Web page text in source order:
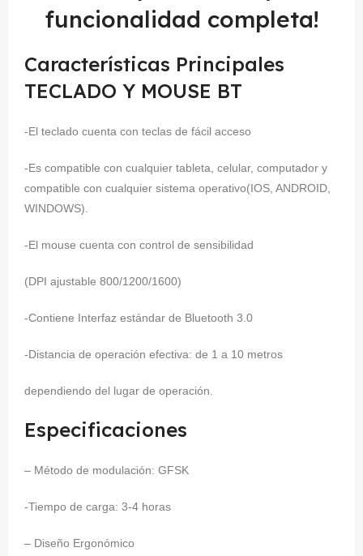
funcionalidad completa!
Características Principales
TECLADO Y MOUSE BT
-El teclado cuenta con teclas de fácil acceso
-Es compatible con cualquier tableta, celular, computador y
compatible con cualquier sistema operativo(IOS, ANDROID,
WINDOWS).
-El mouse cuenta con control de sensibilidad
(DPI ajustable 800/1200/1600)
-Contiene Interfaz estándar de Bluetooth 3.0
-Distancia de operación efectiva: de 1 a 10 metros
dependiendo del lugar de operación.
Especificaciones
– Método de modulación: GFSK
-Tiempo de carga: 3-4 horas
– Diseño Ergonómico